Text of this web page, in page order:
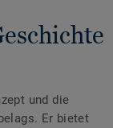
und die
Er bietet